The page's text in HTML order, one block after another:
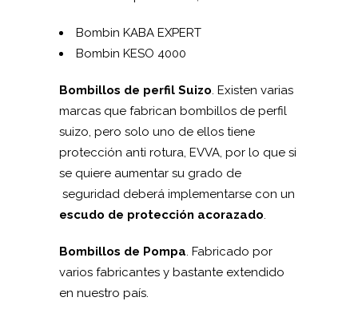
Bombin KABA EXPERT
Bombin KESO 4000
Bombillos de perfil Suizo. Existen varias
marcas que fabrican bombillos de perfil
suizo, pero solo uno de ellos tiene
protección anti rotura, EVVA, por lo que si
se quiere aumentar su grado de
seguridad deberá implementarse con un
escudo de protección acorazado.
Bombillos de Pompa. Fabricado por
varios fabricantes y bastante extendido
en nuestro país.